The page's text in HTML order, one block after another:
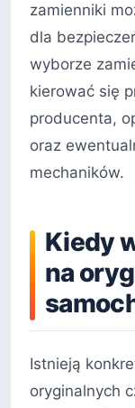
zamienniki
dla
wyborze
kierować się
producenta,
oraz
mechaników.
Kiedy
na
Istnieją
oryginalnych